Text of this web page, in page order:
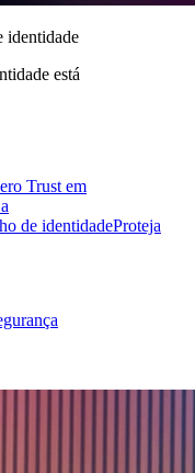
identidade
está
Trust em
de identidadeProteja